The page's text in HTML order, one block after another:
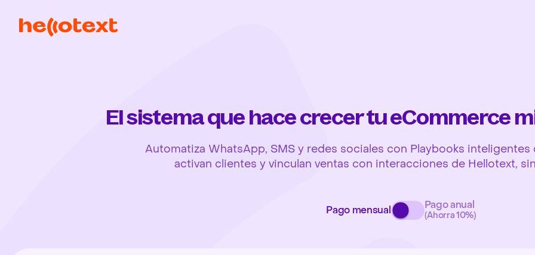
El sistema que hace crecer tu eCommerce
Automatiza WhatsApp, SMS y redes sociales con Playbooks
activan clientes y vinculan ventas con interacciones de Hellotext,
Pago mensual Pago anual
(Ahorra 10%)